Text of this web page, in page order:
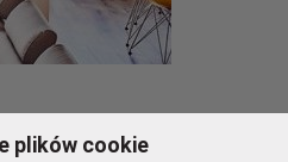
plików cookie